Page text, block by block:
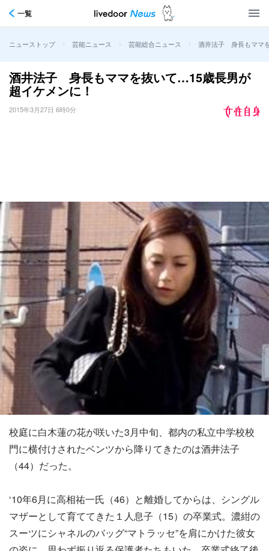
一覧
ニューストップ > 芸能ニュース > 芸能総合ニュース > 酒井法子 身長もママ
酒井法子 身長もママを抜いて…15歳長男が
超イケメンに！
2015年3月27日 6時0分
校庭に白木蓮の花が咲いた3月中旬、都内の私立中学校校
門に横付けされたベンツから降りてきたのは酒井法子
（44）だった。
‘10年6月に高相祐一氏（46）と離婚してからは、シングル
マザーとして育ててきた１人息子（15）の卒業式。濃紺の
スーツにシャネルのバッグ“マトラッセ”を肩にかけた彼女